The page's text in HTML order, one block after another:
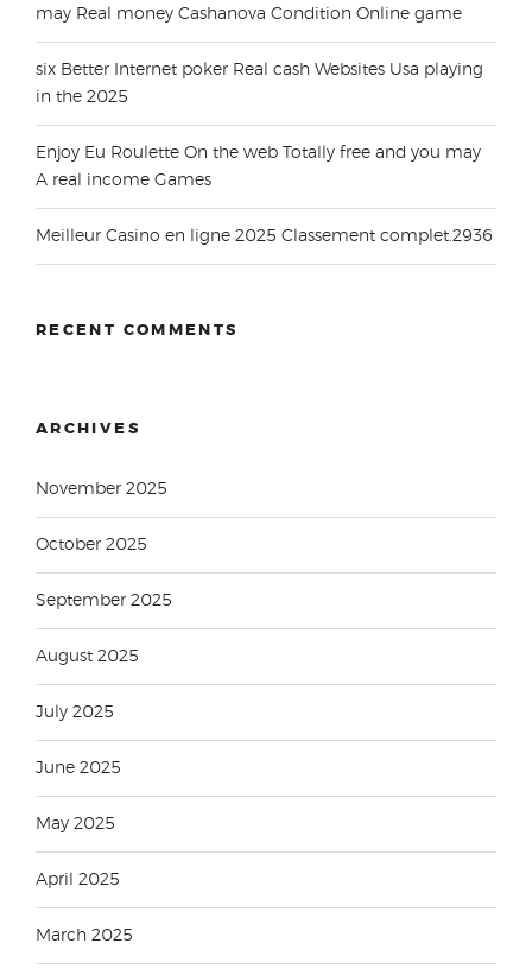
may Real money Cashanova Condition Online game
six Better Internet poker Real cash Websites Usa playing
in the 2025
Enjoy Eu Roulette On the web Totally free and you may
A real income Games
Meilleur Casino en ligne 2025 Classement complet.2936
RECENT COMMENTS
ARCHIVES
November 2025
October 2025
September 2025
August 2025
July 2025
June 2025
May 2025
April 2025
March 2025